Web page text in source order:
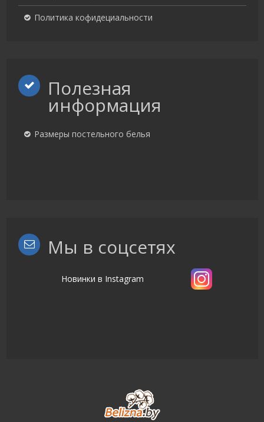
Политика кофидециальности
Полезная
информация
Размеры постельного белья
Мы в соцсетях
Новинки в Instagram